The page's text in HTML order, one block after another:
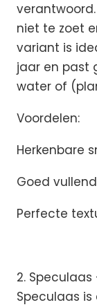
niet te zoet
variant is
jaar en past
water of
Voordelen:
Herkenbare
Goed
Perfecte
2.
Speculaas